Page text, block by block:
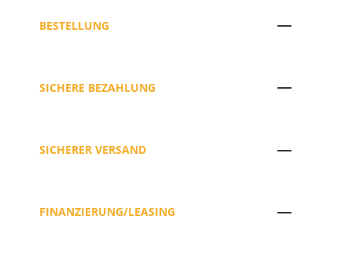
BESTELLUNG
SICHERE BEZAHLUNG
SICHERER VERSAND
FINANZIERUNG/LEASING